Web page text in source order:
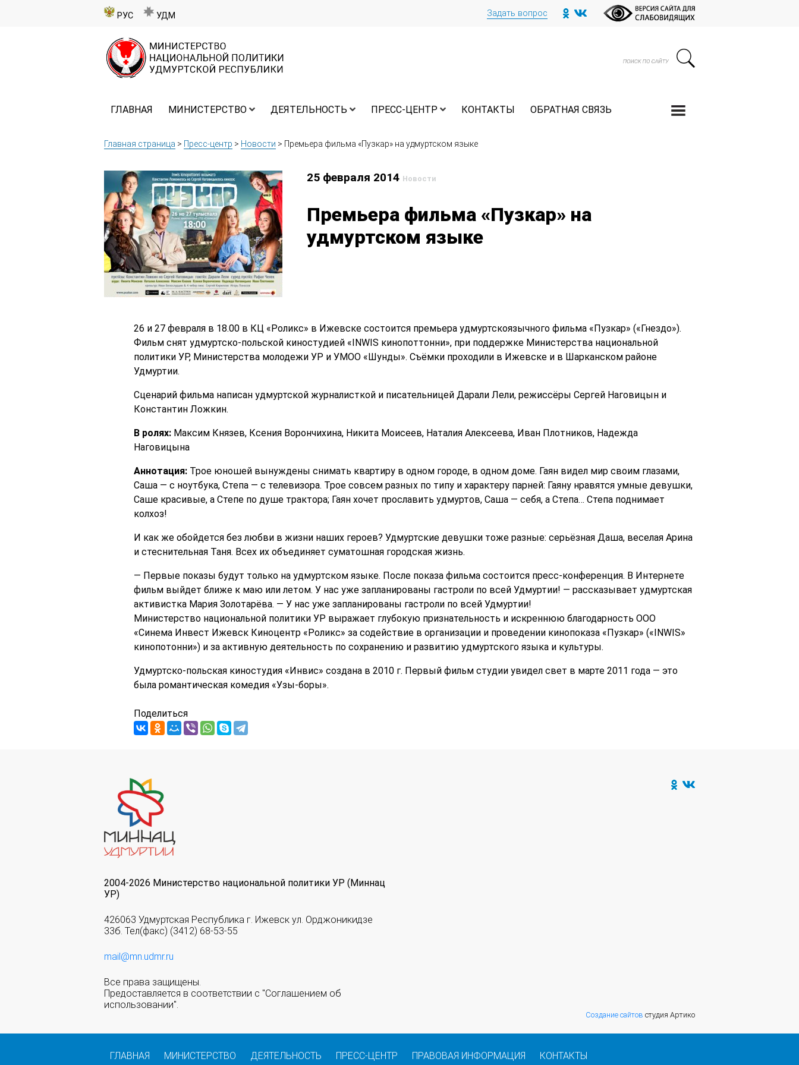
РУС УДМ Задать вопрос
ГЛАВНАЯ МИНИСТЕРСТВО ДЕЯТЕЛЬНОСТЬ ПРЕСС-ЦЕНТР КОНТАКТЫ ОБРАТНАЯ СВЯЗЬ
Главная страница > Пресс-центр > Новости > Премьера фильма «Пузкар» на удмуртском языке
25 февраля 2014 Новости
Премьера фильма «Пузкар» на
удмуртском языке
26 и 27 февраля в 18.00 в КЦ «Роликс» в Ижевске состоится премьера удмуртскоязычного фильма «Пузкар» («Гнездо»).
Фильм снят удмуртско-польской киностудией «INWIS кинопоттонни», при поддержке Министерства национальной
политики УР, Министерства молодежи УР и УМОО «Шунды». Съёмки проходили в Ижевске и в Шарканском районе
Удмуртии.
Сценарий фильма написан удмуртской журналисткой и писательницей Дарали Лели, режиссёры Сергей Наговицын и
Константин Ложкин.
В ролях:Максим Князев, Ксения Ворончихина, Никита Моисеев, Наталия Алексеева, Иван Плотников, Надежда
Наговицына
Аннотация:Трое юношей вынуждены снимать квартиру в одном городе, в одном доме. Гаян видел мир своим глазами,
Саша — с ноутбука, Степа — с телевизора. Трое совсем разных по типу и характеру парней: Гаяну нравятся умные девушки,
Саше красивые, а Степе по душе трактора; Гаян хочет прославить удмуртов, Саша — себя, а Степа… Степа поднимает
колхоз!
И как же обойдется без любви в жизни наших героев? Удмуртские девушки тоже разные: серьёзная Даша, веселая Арина
и стеснительная Таня. Всех их объединяет суматошная городская жизнь.
— Первые показы будут только на удмуртском языке. После показа фильма состоится пресс-конференция. В Интернете
фильм выйдет ближе к маю или летом. У нас уже запланированы гастроли по всей Удмуртии! — рассказывает удмуртская
активистка Мария Золотарёва. — У нас уже запланированы гастроли по всей Удмуртии!
Министерство национальной политики УР выражает глубокую признательность и искреннюю благодарность ООО
«Синема Инвест Ижевск Киноцентр «Роликс» за содействие в организации и проведении кинопоказа «Пузкар» («INWIS»
кинопотонни») и за активную деятельность по сохранению и развитию удмуртского языка и культуры.
Удмуртско-польская киностудия «Инвис» создана в 2010 г. Первый фильм студии увидел свет в марте 2011 года — это
была романтическая комедия «Узы-боры».
Поделиться
2004-2026 Министерство национальной политики УР (Миннац
УР)
426063 Удмуртская Республика г. Ижевск ул. Орджоникидзе
33б. Тел(факс) (3412) 68-53-55
mail@mn.udmr.ru
Все права защищены.
Предоставляется в соответствии с "Соглашением об
использовании".
Создание сайтов студия Артико
ГЛАВНАЯ МИНИСТЕРСТВО ДЕЯТЕЛЬНОСТЬ ПРЕСС-ЦЕНТР ПРАВОВАЯ ИНФОРМАЦИЯ КОНТАКТЫ